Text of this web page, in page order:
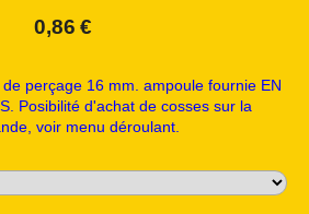
0,86 €
perçage 16 mm. ampoule fournie EN
Posibilité d'achat de cosses sur la
voir menu déroulant.